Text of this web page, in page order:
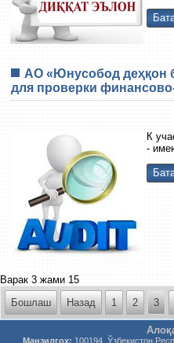
АО «Юнусобод деҳқон
для проверки
К
-
Варак 3 жами 15
Бошлаш
Назад 1 2 3
Манзилгоҳ: 100194, Ўзбекистон